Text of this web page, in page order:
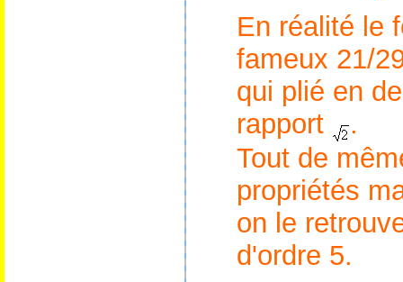
En réalité le
fameux 21/
qui plié en
rapport
.
Tout de
propriétés
on le
d'ordre 5.